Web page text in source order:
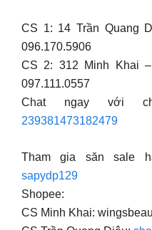
CS 1: 14 Trần Quang
096.170.5906
CS 2: 312 Minh Khai
097.111.0557
Chat ngay với
239381473182479
Tham gia săn sale
sapydp129
Shopee:
CS Minh Khai: